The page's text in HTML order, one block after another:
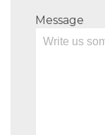
Message